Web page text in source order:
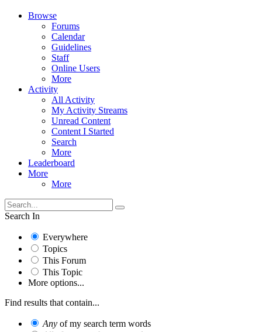
Browse
Forums
Calendar
Guidelines
Staff
Online Users
More
Activity
All Activity
My Activity Streams
Unread Content
Content I Started
Search
More
Leaderboard
More
More
Search In
Everywhere
Topics
This Forum
This Topic
More options...
Find results that contain...
Any of my search term words